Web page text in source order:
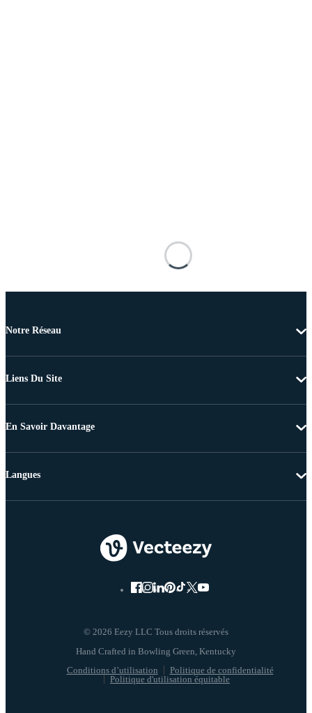
Notre Réseau
Liens Du Site
En Savoir Davantage
© 2026 Eezy LLC Tous droits réservés
Conditions d’utilisation
Politique de confidentialité
Politique d'utilisation équitable
Langues